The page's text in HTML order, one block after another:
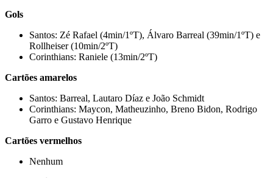
Gols
Santos: Zé Rafael (4min/1ºT), Álvaro Barreal (39min/1ºT) e
Rollheiser (10min/2ºT)
Corinthians: Raniele (13min/2ºT)
Cartões amarelos
Santos: Barreal, Lautaro Díaz e João Schmidt
Corinthians: Maycon, Matheuzinho, Breno Bidon, Rodrigo
Garro e Gustavo Henrique
Cartões vermelhos
Nenhum